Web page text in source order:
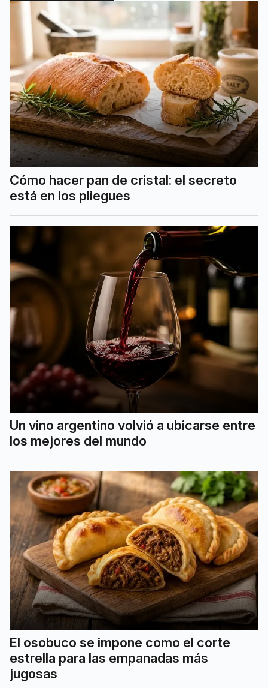
Cómo hacer pan de cristal: el secreto
está en los pliegues
Un vino argentino volvió a ubicarse entre
los mejores del mundo
El osobuco se impone como el corte
estrella para las empanadas más
jugosas